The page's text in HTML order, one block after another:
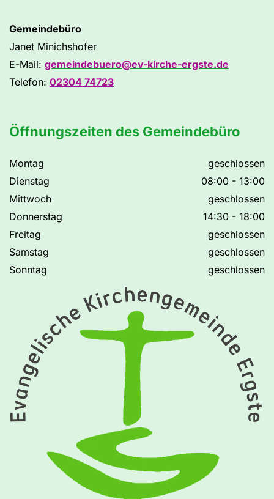
Gemeindebüro
Janet Minichshofer
E-Mail: gemeindebuero@ev-kirche-ergste.de
Telefon: 02304 74723
Öffnungszeiten des Gemeindebüro
Montag
geschlossen
Dienstag
08:00 - 13:00
Mittwoch
geschlossen
Donnerstag
14:30 - 18:00
Freitag
geschlossen
Samstag
geschlossen
Sonntag
geschlossen